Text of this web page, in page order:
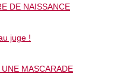
DE NAISSANCE
juge !
MASCARADE